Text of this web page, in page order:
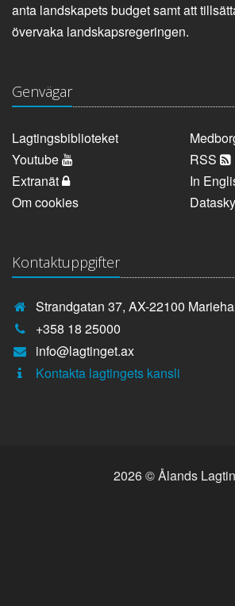
anta landskapets budget samt att
övervaka landskapsregeringen.
Genvägar
Lagtingsbiblioteket
Youtube
RSS
Extranät
In
Om cookies
Kontaktuppgifter
Strandgatan 37, AX-22100
Telefonnummer:
+358 18 25000
E-
post:
info@lagtinget.ax
Fler:
Kontakta lagtingets kansli
2026 © Ålands